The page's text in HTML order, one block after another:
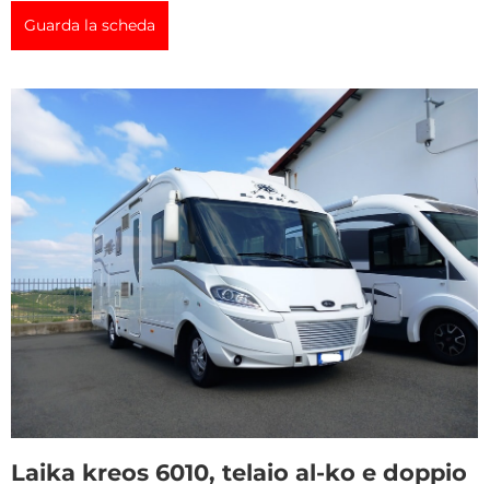
Guarda la scheda
Laika kreos 6010, telaio al-ko e doppio